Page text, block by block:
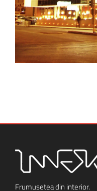
Frumusetea din interior.